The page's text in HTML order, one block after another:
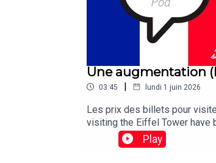
Une augmentation
03:45 | lundi 1 juin 2026
Les prix des billets pour
visiting the Eiffel Tower have
Play